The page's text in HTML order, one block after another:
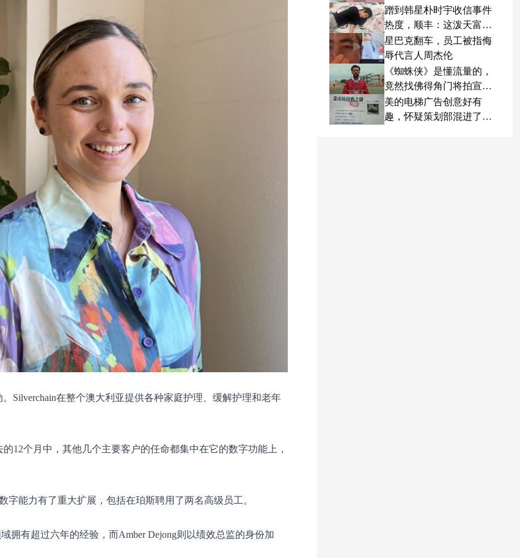
Silverchain在整个澳大利亚提供各种家庭护理、缓解护理和老年
12个月中，其他几个主要客户的任命都集中在它的数字功能上，
能力有了重大扩展，包括在珀斯聘用了两名高级员工。
拥有超过六年的经验，而Amber Dejong则以绩效总监的身份加
蹭到韩星朴时宇收信事件
热度，顺丰：这泼天富贵
终于轮到我了
星巴克翻车，员工被指侮
辱代言人周杰伦
《蜘蛛侠》是懂流量的，
竟然找佛得角门将拍宣传
片
美的电梯广告创意好有
趣，怀疑策划部混进了天